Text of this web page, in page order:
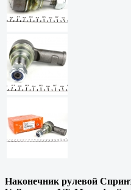
Наконечник рулевой